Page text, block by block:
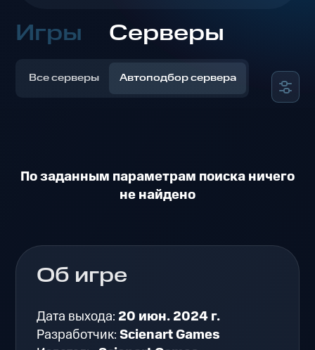
Игры Серверы
Все серверы Автоподбор сервера
По заданным параметрам поиска ничего
не найдено
Об игре
Дата выхода: 20 июн. 2024 г.
Разработчик:Scienart Games